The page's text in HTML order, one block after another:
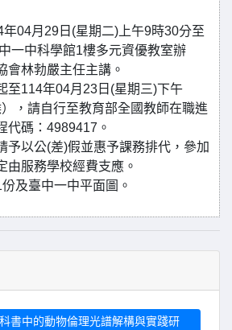
04月29日(星期二)上午9時30分至
一中科學館1樓多元資優教室辦
會林勃嚴主任主講。
至114年04月23日(星期三)下午
，請自行至教育部全國教師在職進
代碼：4989417。
予以公(差)假並惠予課務排代，參加
由服務學校經費支應。
及臺中一中平面圖。
書中的動物倫理光譜解構與實踐研